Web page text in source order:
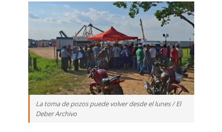
La toma de pozos puede volver desde el lunes / El
Deber Archivo